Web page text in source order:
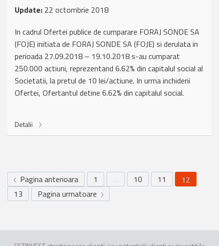
Update: 22 octombrie 2018
In cadrul Ofertei publice de cumparare FORAJ SONDE SA
(FOJE) initiata de FORAJ SONDE SA (FOJE) si derulata in
perioada 27.09.2018 – 19.10.2018 s-au cumparat
250.000 actiuni, reprezentand 6.62% din capitalul social al
Societatii, la pretul de 10 lei/actiune. In urma inchiderii
Ofertei, Ofertantul detine 6.62% din capitalul social.
Detalii
Pagina anterioara 1 … 10 11
12
13
Pagina urmatoare